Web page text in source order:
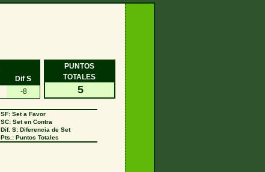
Dif S
-8
PUNTOS
TOTALES
5
SF: Set a Favor
SC: Set en Contra
Dif. S: Diferencia de Set
Pts.: Puntos Totales